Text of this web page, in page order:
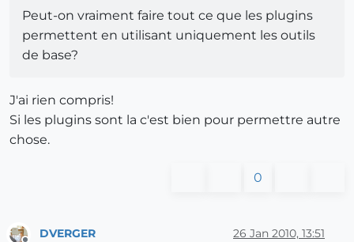
Peut-on vraiment faire tout ce que les plugins
permettent en utilisant uniquement les outils
de base?
J'ai rien compris!
Si les plugins sont la c'est bien pour permettre autre
chose.
0
DVERGER 26 Jan 2010, 13:51